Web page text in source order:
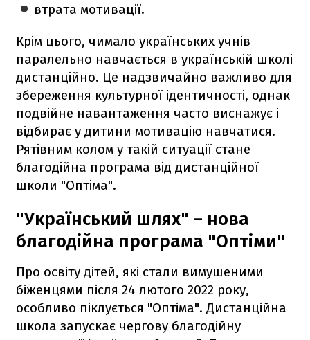
втрата мотивації.
Крім цього, чимало українських учнів
паралельно навчається в українській школі
дистанційно. Це надзвичайно важливо для
збереження культурної ідентичності, однак
подвійне навантаження часто виснажує і
відбирає у дитини мотивацію навчатися.
Рятівним колом у такій ситуації стане
благодійна програма від дистанційної
школи "Оптіма".
"Український шлях" – нова
благодійна програма "Оптіми"
Про освіту дітей, які стали вимушеними
біженцями після 24 лютого 2022 року,
особливо піклується "Оптіма". Дистанційна
школа запускає чергову благодійну